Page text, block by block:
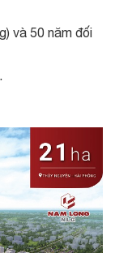
và 50 năm đối